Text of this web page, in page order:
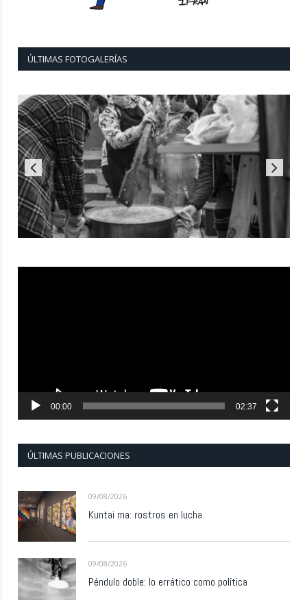
ÚLTIMAS FOTOGALERÍAS
00:00 02:37
ÚLTIMAS PUBLICACIONES
09/08/2026
Kuntai ma: rostros en lucha.
09/08/2026
Péndulo doble: lo errático como política